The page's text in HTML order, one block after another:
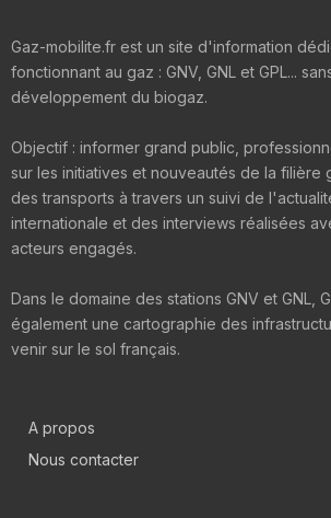
Gaz-mobilite.fr est un site d'information
fonctionnant au gaz : GNV, GNL et GPL...
développement du biogaz.
Objectif : informer grand public,
sur les initiatives et nouveautés de la filière
des transports à travers un suivi de
internationale et des interviews réalisées
acteurs engagés.
Dans le domaine des stations GNV et GNL,
également une cartographie des
venir sur le sol français.
A propos
Nous contacter